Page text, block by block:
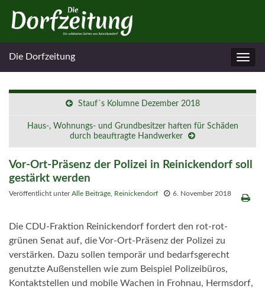
Die Dorfzeitung
Stauf´s Kolumne Dezember 2018
Haus-, Wohnungs- und Grundbesitzer haften für Schäden
durch beauftragte Handwerker
Vor-Ort-Präsenz der Polizei in Reinickendorf soll
gestärkt werden
Veröffentlicht unterAlle Beiträge Reinickendorf 6. November 2018
Die CDU-Fraktion Reinickendorf fordert den rot-rot-
grünen Senat auf, die Vor-Ort-Präsenz der Polizei zu
verstärken. Dazu sollen temporär und bedarfsgerecht
genutzte Außenstellen wie zum Beispiel Polizeibüros,
Kontaktstellen und mobile Wachen in Frohnau, Hermsdorf,